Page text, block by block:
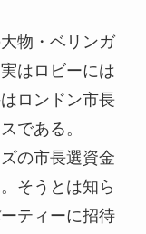
物・ベリンガ
はロビーには
ロンドン市長
である。
の市長選資金
そうとは知ら
ティーに招待